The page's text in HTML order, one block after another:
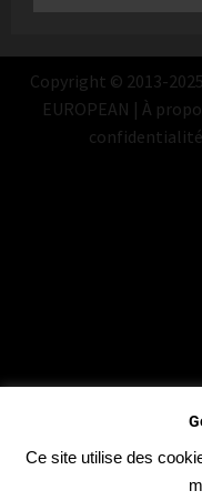
Copyright © 2013-
EUROPEAN | À
confidentialité
Ce site utilise des